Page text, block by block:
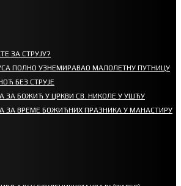
ЗА СТРУЈУ?
ПОЛНО УЗНЕМИРАВАО МАЛОЛЕТНУ ПУТНИЦУ
БЕЗ СТРУЈЕ
ЗА БОЖИЋ У ЦРКВИ СВ. НИКОЛЕ У УШЋУ
ЗА ВРЕМЕ БОЖИЋНИХ ПРАЗНИКА У МАНАСТИРУ